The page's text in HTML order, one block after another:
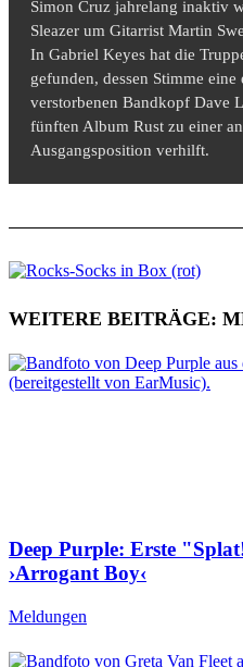
Simon Cruz jahrelang inaktiv
Sleazer um Gitarrist Martin
In Gabriel Keyes hat die
gefunden, dessen Stimme
verstorbenen Bandkopf Dave
fünften Album Rust zu einer
Ausgangsposition verhilft.
WEITERE BEITRÄGE:
Deep Purple: Erste
›Arrogant Boy‹
Meldungen